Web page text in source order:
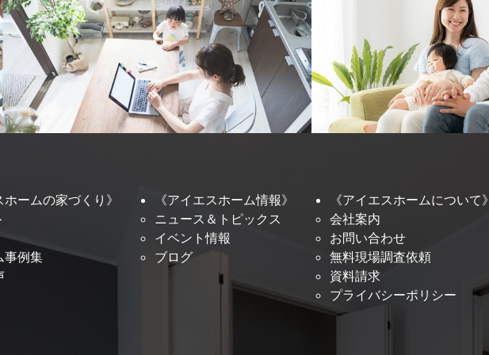
ホームの家づくり》
事例集
《アイエスホーム情報》
ニュース＆トピックス
イベント情報
ブログ
《アイエスホームについて
会社案内
お問い合わせ
無料現場調査依頼
資料請求
プライバシーポリシー